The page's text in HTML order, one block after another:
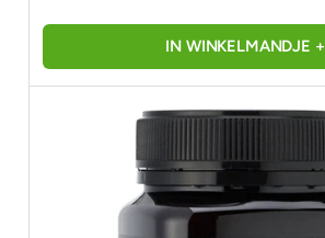
IN WINKELMANDJE +